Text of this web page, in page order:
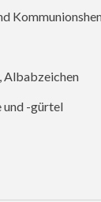
Albabzeichen
und -gürtel